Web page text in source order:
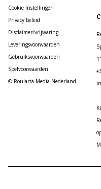
Cookie Instellingen
Privacy beleid
Disclaimer/vrijwaring
Leveringsvoorwaarden
Gebruiksvoorwaarden
Spelvoorwaarden
© Roularta Media Nederland